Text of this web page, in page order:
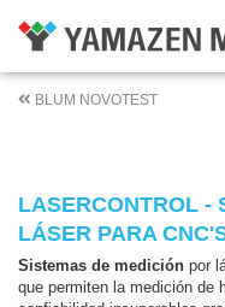
BLUM NOVOTEST
LASERCONTROL -
LÁSER PARA
Sistemas de medición por
que permiten la medición de